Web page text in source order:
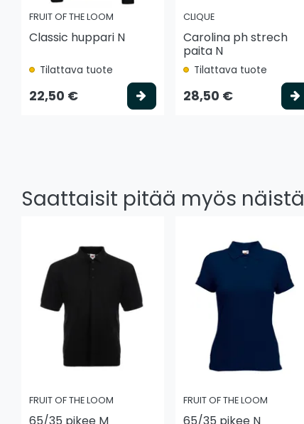
FRUIT OF THE LOOM
Classic huppari N
Tilattava tuote
22,50 € Valitse vaihtoehto
CLIQUE
Carolina ph strech
paita N
Tilattava tuote
28,50 €
Saattaisit pitää myös näistä
FRUIT OF THE LOOM FRUIT OF THE LOOM